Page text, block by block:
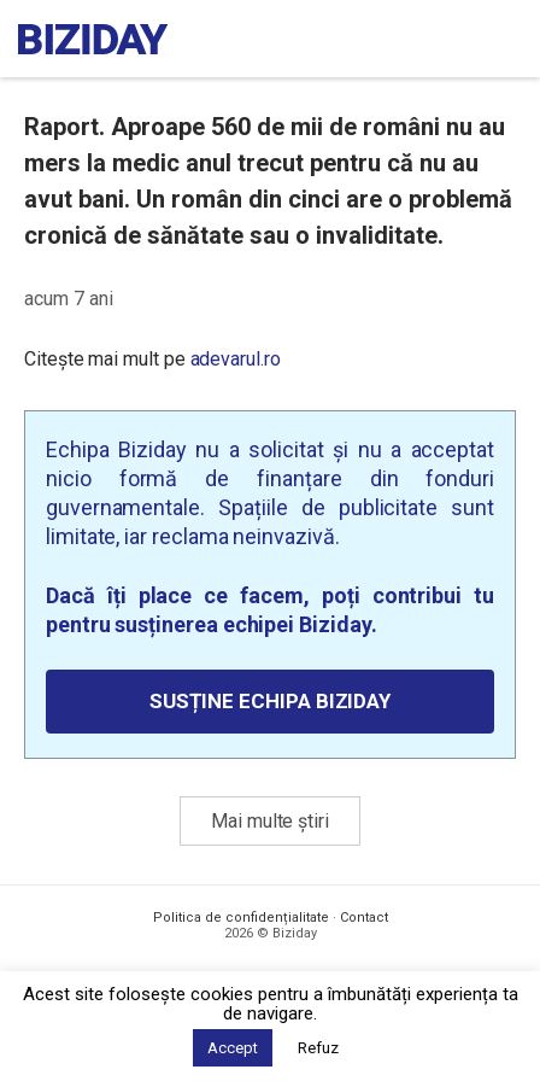
Raport. Aproape 560 de mii de români nu au
mers la medic anul trecut pentru că nu au
avut bani. Un român din cinci are o problemă
cronică de sănătate sau o invaliditate.
acum 7 ani
Citește mai mult pe adevarul.ro
Echipa Biziday nu a solicitat și nu a acceptat
nicio formă de finanțare din fonduri
guvernamentale. Spațiile de publicitate sunt
limitate, iar reclama neinvazivă.
Dacă îți place ce facem, poți contribui tu
pentru susținerea echipei Biziday.
SUSȚINE ECHIPA BIZIDAY
Mai multe știri
Politica de confidențialitate · Contact
2026 © Biziday
Acest site foloseşte cookies pentru a îmbunătăți experiența ta
de navigare.
Accept Refuz